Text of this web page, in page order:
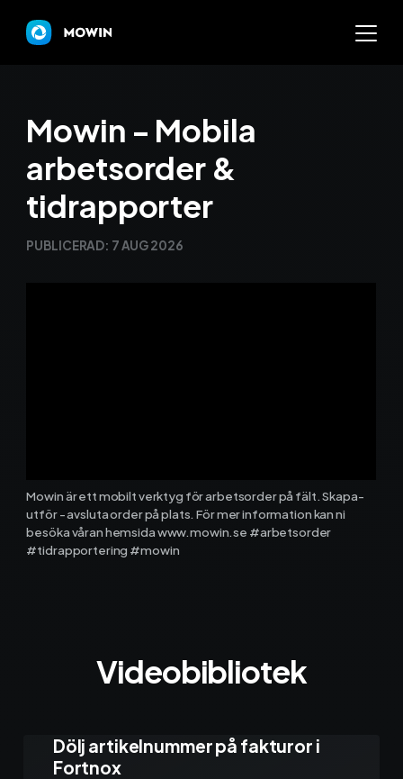
Varför Mowin?
Fortnox
Funktioner
Mowin - Mobila
arbetsorder &
tidrapporter
PUBLICERAD: 7 AUG 2026
Mowin är ett mobilt verktyg för arbetsorder på fält. Skapa-
utför - avsluta order på plats. För mer information kan ni
besöka våran hemsida www.mowin.se #arbetsorder
#tidrapportering #mowin
Videobibliotek
Dölj artikelnummer på fakturor i
Fortnox